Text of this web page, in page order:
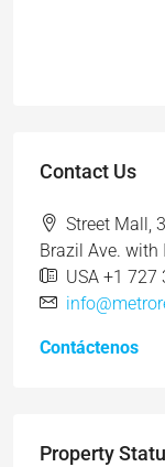
Contact Us
Street Mall,
Brazil Ave. with
USA +1 727
Contáctenos
Property